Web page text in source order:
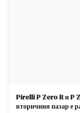
Pirelli P Zero R и P
вторичния пазар е